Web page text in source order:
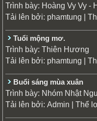
Trình bày: Hoàng Vy Vy -
Tải lên bởi: phamtung |
Tuổi mộng mơ.
Trình bày: Thiên Hương
Tải lên bởi: phamtung |
Buổi sáng mùa xuân
Trình bày: Nhóm Nhật
Tải lên bởi: Admin | Thể